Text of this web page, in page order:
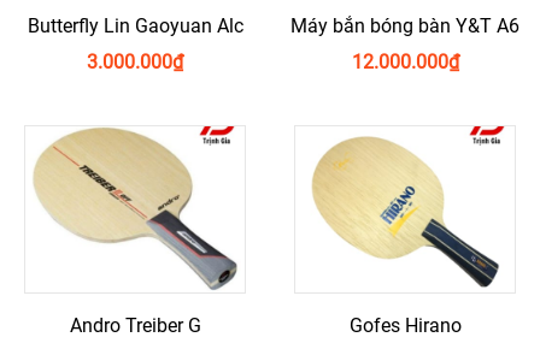
Butterfly Lin Gaoyuan Alc
₫
3.000.000
Máy bắn bóng bàn Y&T A6
₫
12.000.000
Andro Treiber G
Gofes Hirano